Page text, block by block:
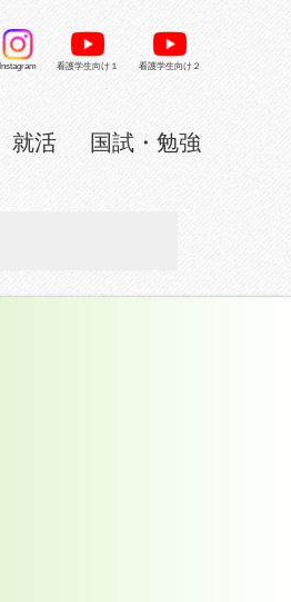
就活 国試・勉強
Instagram 看護学生向け１ 看護学生向け２